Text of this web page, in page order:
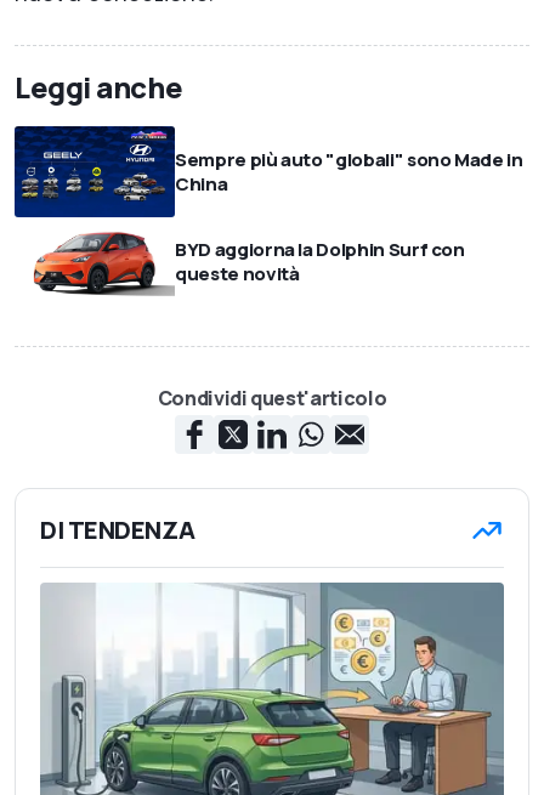
Leggi anche
Sempre più auto "globali" sono Made in
China
BYD aggiorna la Dolphin Surf con
queste novità
Condividi quest'articolo
DI TENDENZA